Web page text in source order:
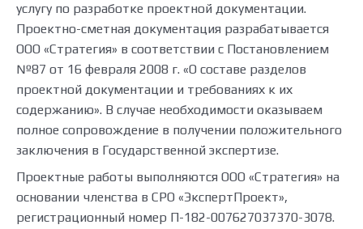
услугу по разработке проектной документации.
Проектно-сметная документация разрабатывается
ООО «Стратегия» в соответствии с Постановлением
№87 от 16 февраля 2008 г. «О составе разделов
проектной документации и требованиях к их
содержанию». В случае необходимости оказываем
полное сопровождение в получении положительного
заключения в Государственной экспертизе.
Проектные работы выполняются ООО «Стратегия» на
основании членства в СРО «ЭкспертПроект»,
регистрационный номер П-182-007627037370-3078.